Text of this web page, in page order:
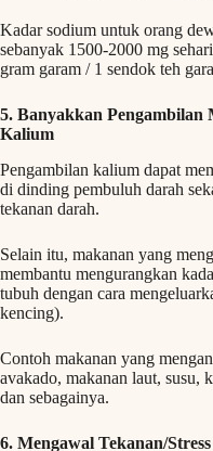
Kadar sodium untuk orang
sebanyak 1500-2000 mg
gram garam / 1 sendok teh
5. Banyakkan Pengambilan
Kalium
Pengambilan kalium dapat
di dinding pembuluh darah
tekanan darah.
Selain itu, makanan yang
membantu mengurangkan
tubuh dengan cara
kencing).
Contoh makanan yang
avakado, makanan laut, susu,
dan sebagainya.
6. Mengawal Tekanan/Stress